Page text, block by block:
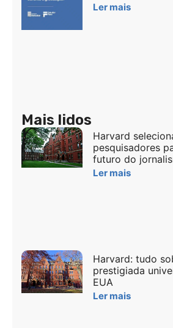
Ler mais
Mais lidos
Harvard
pesquisadores
futuro do
Ler mais
Harvard: tudo
prestigiada
EUA
Ler mais